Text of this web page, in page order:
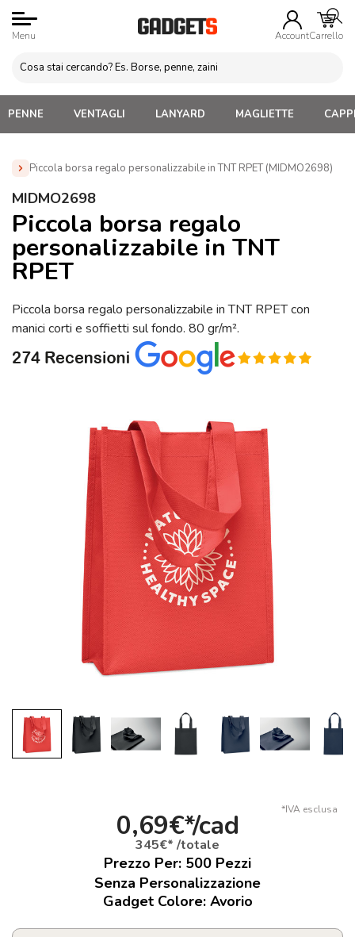
Menu AccountCarrello
PENNE VENTAGLI LANYARD MAGLIETTE
Piccola borsa regalo personalizzabile in TNT RPET (MIDMO2698)
Home » Borse e Sacche Personalizzate
(MIDMO2698)
MIDMO2698
Piccola borsa regalo
personalizzabile in TNT
RPET
Piccola borsa regalo personalizzabile in TNT RPET con
manici corti e soffietti sul fondo. 80 gr/m².
*IVA esclusa
0,69€*/cad
345€* /totale
Prezzo Per: 500 Pezzi
Senza Personalizzazione
Gadget Colore: Avorio